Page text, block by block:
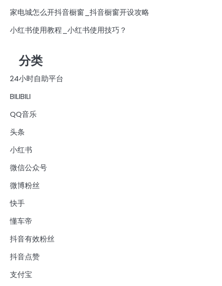
家电城怎么开抖音橱窗_抖音橱窗开设攻略
小红书使用教程_小红书使用技巧？
分类
24小时自助平台
BILIBILI
QQ音乐
头条
小红书
微信公众号
微博粉丝
快手
懂车帝
抖音有效粉丝
抖音点赞
支付宝